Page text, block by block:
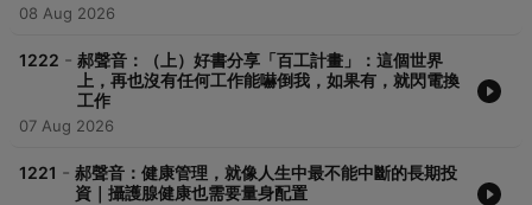
08 Aug 2026
1222 - 郝聲音：（上）好書分享「百工計畫」：這個世界
上，再也沒有任何工作能嚇倒我，如果有，就閃電換
工作
07 Aug 2026
1221 - 郝聲音：健康管理，就像人生中最不能中斷的長期投
資｜攝護腺健康也需要量身配置